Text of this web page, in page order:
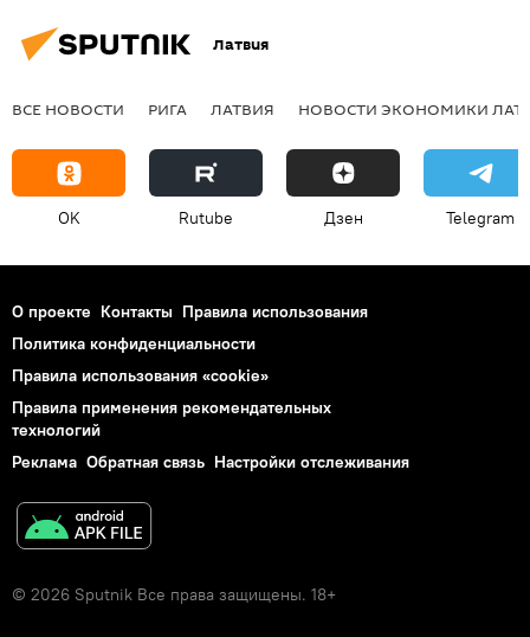
Латвия
ВСЕ НОВОСТИ РИГА ЛАТВИЯ НОВОСТИ ЭКОНОМИКИ
OK Rutube Дзен Telegram
О проекте Контакты Правила использования
Политика конфиденциальности
Правила использования «cookie»
Правила применения рекомендательных
технологий
Реклама Обратная связь Настройки отслеживания
© 2026 Sputnik Все права защищены. 18+